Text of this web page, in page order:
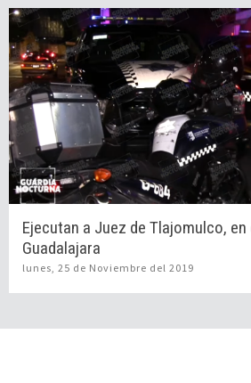
Ejecutan a Juez de Tlajomulco,
Guadalajara
lunes, 25 de Noviembre del 2019